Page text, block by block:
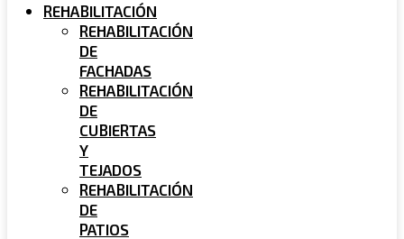
REHABILITACIÓN
REHABILITACIÓN
DE
FACHADAS
REHABILITACIÓN
DE
CUBIERTAS
Y
TEJADOS
REHABILITACIÓN
DE
PATIOS